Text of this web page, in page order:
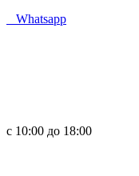
Whatsapp
с 10:00 до 18:00